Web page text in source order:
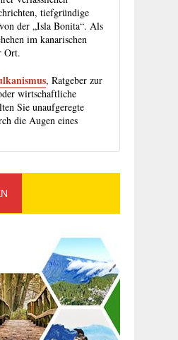
tiefgründige
der „Isla Bonita“. Als
im kanarischen
Ort.
, Ratgeber zur
wirtschaftliche
Sie unaufgeregte
die Augen eines